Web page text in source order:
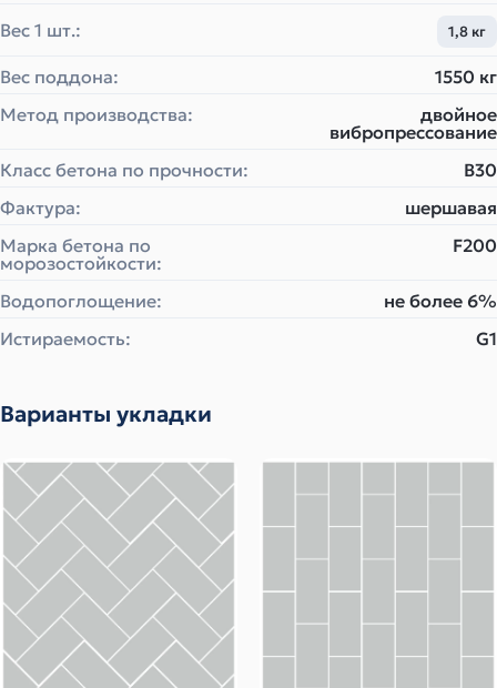
Вес 1 шт.:
1,8 кг
Вес поддона:
1550 кг
Метод производства:
двойное
вибропрессование
Класс бетона по прочности:
B30
Фактура:
шершавая
Марка бетона по
морозостойкости:
F200
Водопоглощение:
не более 6%
Истираемость:
G1
Варианты укладки